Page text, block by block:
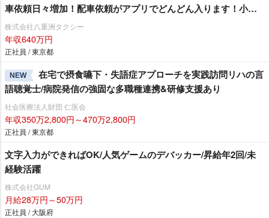
車依頼日々増加！配車依頼がアプリでどんどん入ります！小田
急線・東急田園都市沿線にお住まいの方必見☆ 未経験者の方
も安心「3ヶ月30万円給料保証」乗務員さん最優先の職場環境！
嬉しい待遇も盛りだくさん♪「 経験者対象で入社20万円支
できますよ♪
株式会社八重洲タクシー
年収640万円
正社員 / 東京都
NEW
在宅で摂食嚥下・失語症アプローチを実践訪問リハの言
語聴覚士/病院発信の強固な多職種連携&研修支援あり
社会医療法人財団 仁医会
年収350万2,800円～470万2,800円
正社員 / 東京都
文字入力ができればOK/人気ゲームのデバッカー/昇給年2回/未
経験活躍
株式会社GUM
月給28万円～50万円
正社員 / 大阪府